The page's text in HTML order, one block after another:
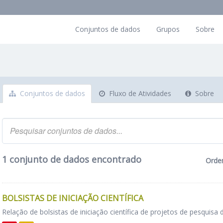
Conjuntos de dados Grupos Sobre
Conjuntos de dados Fluxo de Atividades Sobre
1 conjunto de dados encontrado
BOLSISTAS DE INICIAÇÃO CIENTÍFICA
Relação de bolsistas de iniciação científica de projetos de pesquisa